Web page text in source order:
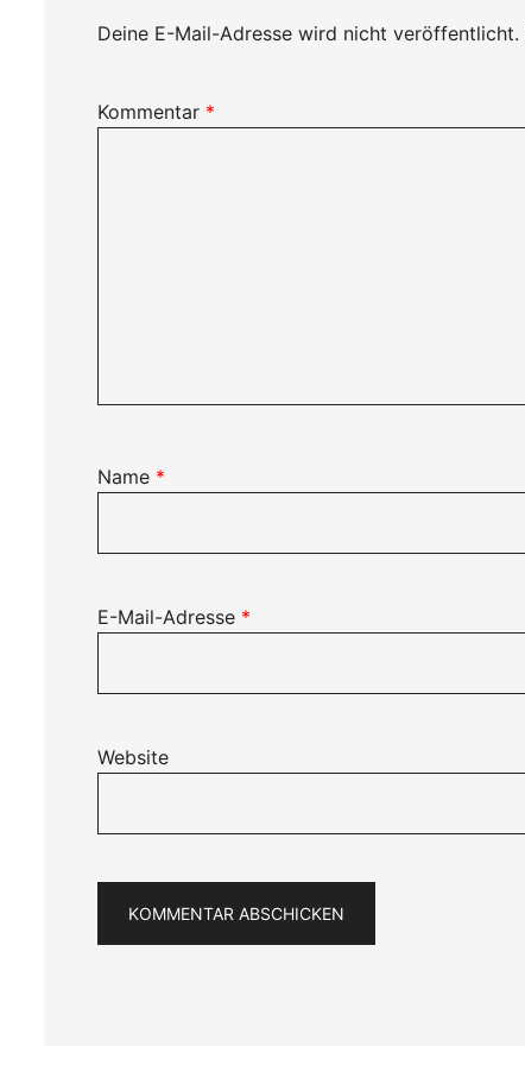
Deine E-Mail-Adresse wird nicht veröffentlicht.
Kommentar *
Name *
E-Mail-Adresse *
Website